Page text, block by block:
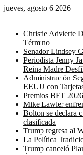
jueves, agosto 6 2026
Christie Advierte
Término
Senador Lindsey
Periodista Jenny
Reina Madre
Administración
EEUU con
Premios BET
Mike Lawler
Bolton se declara
clasificada
Trump regresa al
La Política
Trump canceló